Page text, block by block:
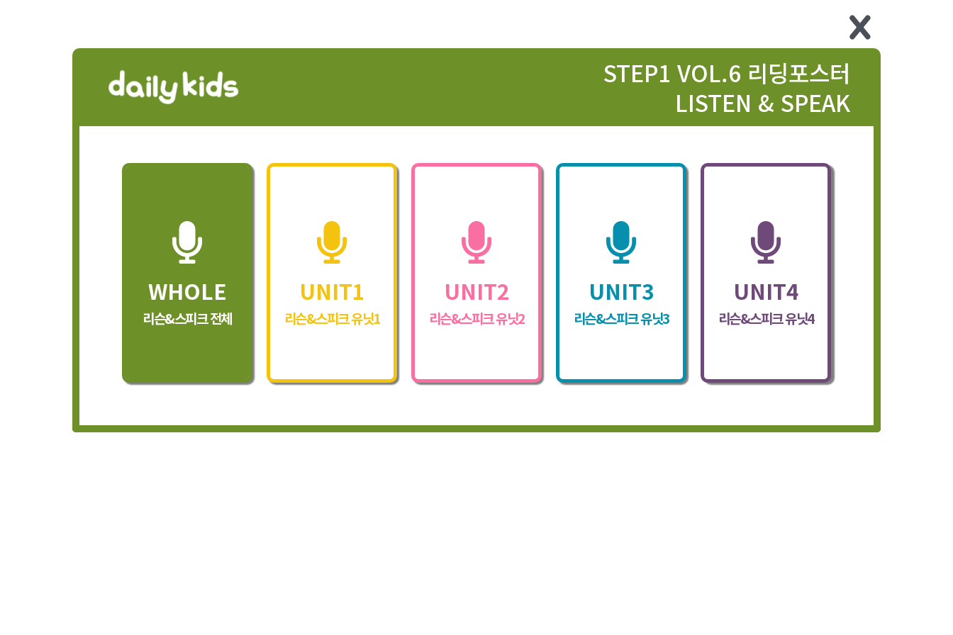
STEP1 VOL.6 리딩포스터
LISTEN & SPEAK
WHOLE
리슨&스피크 전체
UNIT1
리슨&스피크 유닛1
UNIT2
리슨&스피크 유닛2
UNIT3
리슨&스피크 유닛3
UNIT4
리슨&스피크 유닛4